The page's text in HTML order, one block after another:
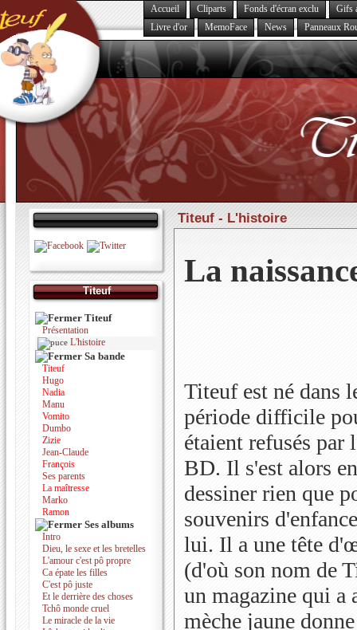
Accueil Cliparts Fonds d'écran exclu
Gifs
Livre d'or
MemoFace News Panneaux
Titeuf
Titeuf
Présentation
L'histoire
Sa bande
Titeuf
Hugo
Nadia
Manu
Vomito
Dumbo
Zizie
Jean-Claude
François
Ses parents
La maîtresse
Marko
Ramon
Ses albums
Intro
Dieu, le sexe et les bretelles
L'amour c'est pô propre
Ca épate les filles
C'est pô juste
Et le derrière des choses
Tchô monde cruel
Le miracle de la vie
Titeuf - L'histoire
La
Titeuf est né dans
période difficile
étaient refusés par
BD. Il s'est alors
dessiner rien que
souvenirs
lui. Il a une tête
(d'où son nom de
un magazine qui a
mèche jaune